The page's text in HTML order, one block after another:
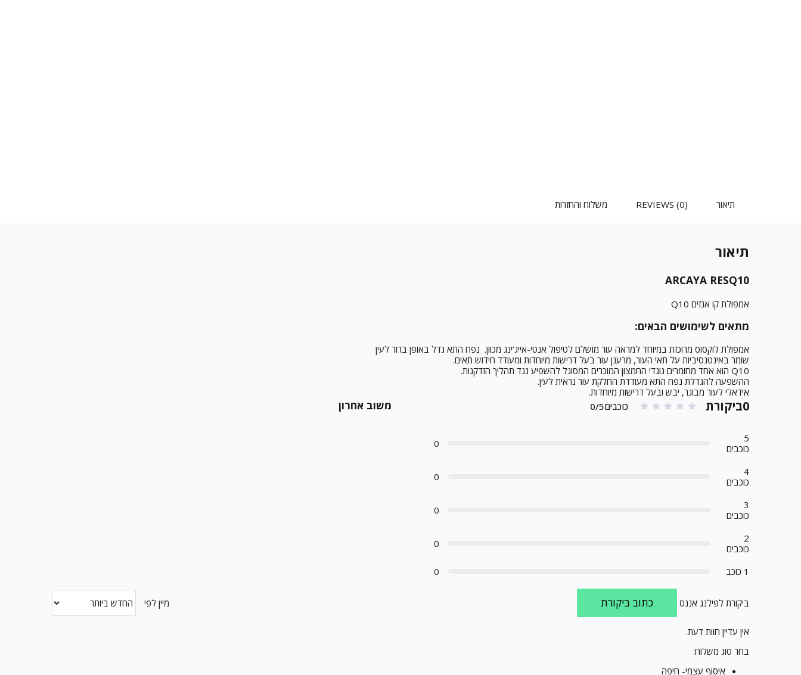
תיאור REVIEWS (0) משלוח והחזרות
תיאור
ARCAYA RESQ10
אמפולת קו אנזים Q10
מתאים לשימושים הבאים:
אמפולת לוקסוס מרוכזת במיוחד למראה עור מושלם לטיפול אנטי-אייג’ינג מכוון. נפח התא גדל באופן ברור לעין
שומר באינטנסיביות על תאי העור, מרענן עור בעל דרישות מיוחדות ומעודד חידוש תאים.
Q10 הוא אחד מחומרים נוגדי החמצון המוכרים המסוגל להשפיע נגד תהליך הזדקנות.
ההשפעה להגדלת נפח התא מעודדת החלקת עור נראית לעין.
אידאלי לעור מבוגר, יבש ובעל דרישות מיוחדות.
0ביקורת כוכבים0/5
5
כוכבים
0
4
כוכבים
0
3
כוכבים
0
2
כוכבים
0
1 כוכב 0
משוב אחרון
ביקורת לפילנג אננס כתוב ביקורת מיין לפי
אין עדיין חוות דעת.
בחר סוג משלוח:
איסוף עצמי- חיפה